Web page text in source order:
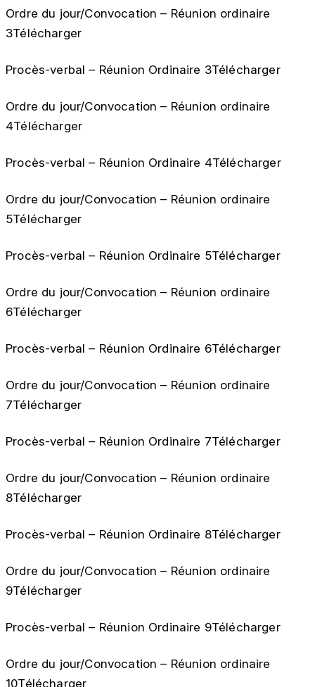
Ordre du jour/Convocation – Réunion ordinaire
3Télécharger
Procès-verbal – Réunion Ordinaire 3Télécharger
Ordre du jour/Convocation – Réunion ordinaire
4Télécharger
Procès-verbal – Réunion Ordinaire 4Télécharger
Ordre du jour/Convocation – Réunion ordinaire
5Télécharger
Procès-verbal – Réunion Ordinaire 5Télécharger
Ordre du jour/Convocation – Réunion ordinaire
6Télécharger
Procès-verbal – Réunion Ordinaire 6Télécharger
Ordre du jour/Convocation – Réunion ordinaire
7Télécharger
Procès-verbal – Réunion Ordinaire 7Télécharger
Ordre du jour/Convocation – Réunion ordinaire
8Télécharger
Procès-verbal – Réunion Ordinaire 8Télécharger
Ordre du jour/Convocation – Réunion ordinaire
9Télécharger
Procès-verbal – Réunion Ordinaire 9Télécharger
Ordre du jour/Convocation – Réunion ordinaire
10Télécharger